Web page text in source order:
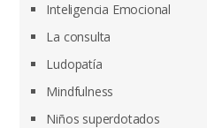
Inteligencia Emocional
La consulta
Ludopatía
Mindfulness
Niños superdotados